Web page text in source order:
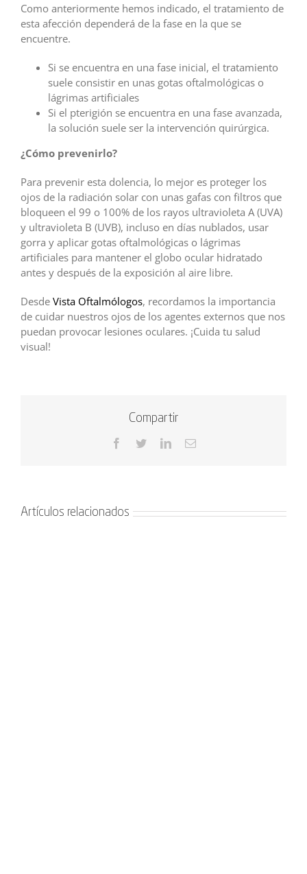
Como anteriormente hemos indicado, el tratamiento de
esta afección dependerá de la fase en la que se
encuentre.
Si se encuentra en una fase inicial, el tratamiento
suele consistir en unas gotas oftalmológicas o
lágrimas artificiales
Si el pterigión se encuentra en una fase avanzada,
la solución suele ser la intervención quirúrgica.
¿Cómo prevenirlo?
Para prevenir esta dolencia, lo mejor es proteger los
ojos de la radiación solar con unas gafas con filtros que
bloqueen el 99 o 100% de los rayos ultravioleta A (UVA)
y ultravioleta B (UVB), incluso en días nublados, usar
gorra y aplicar gotas oftalmológicas o lágrimas
artificiales para mantener el globo ocular hidratado
antes y después de la exposición al aire libre.
Desde Vista Oftalmólogos, recordamos la importancia
de cuidar nuestros ojos de los agentes externos que nos
puedan provocar lesiones oculares. ¡Cuida tu salud
visual!
Compartir
Facebook
TwitterLinkedInCorreo
Artículos relacionados